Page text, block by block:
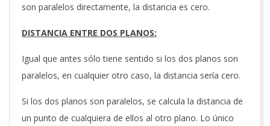
son paralelos directamente, la distancia es cero.
DISTANCIA ENTRE DOS PLANOS:
Igual que antes sólo tiene sentido si los dos planos son
paralelos, en cualquier otro caso, la distancia sería cero.
Si los dos planos son paralelos, se calcula la distancia de
un punto de cualquiera de ellos al otro plano. Lo único